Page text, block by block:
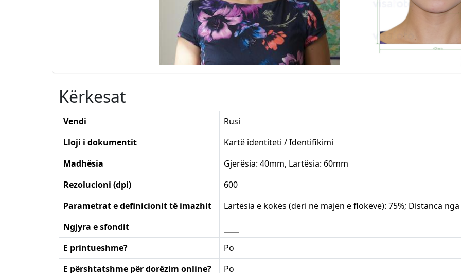
Kërkesat
Vendi
Rusi
Lloji i dokumentit
Kartë identiteti / Identifikimi
Madhësia
Gjerësia: 40mm, Lartësia: 60mm
Rezolucioni (dpi)
600
Parametrat e definicionit të imazhit
Lartësia e kokës (deri në majën e flokëve): 75%; Distanca
Ngjyra e sfondit
E printueshme?
Po
E përshtatshme për dorëzim online?
Po